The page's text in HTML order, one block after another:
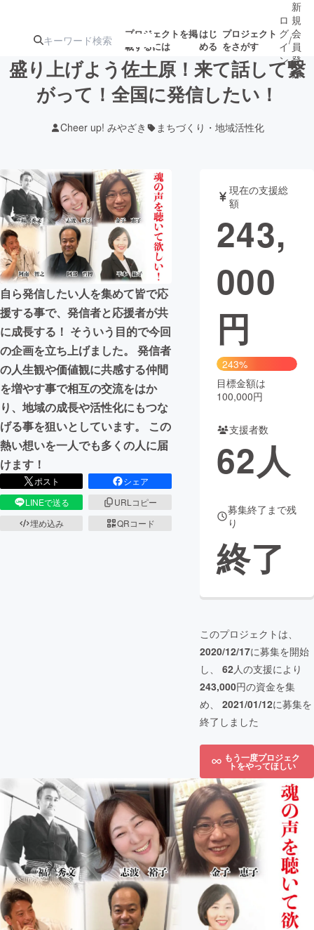
プロジェクトを掲
載するには
はじ
める
プロジェクト
をさがす
ターン
ジェクト
募集終了が近いプ
ロジェクト
もうすぐ公開
されます
アート・写真 音楽
テクノロジー・ガジェット ゲーム・サ
映像・映画
ビジネス・起業
まちづくり・地域活性化
CAMPFIRE for Social Good
CAMPFIRE Creation
CAMPFIREふるさと納税machi-ya コミュニティ
ロ
グ
イ
ン
/
新
規
会
員
登
録
盛り上げよう佐土原！来て話して繋
がって！全国に発信したい！
Cheer up! みやざき まちづくり・地域活性化
自ら発信したい人を集めて皆で応
援する事で、発信者と応援者が共
に成長する！ そういう目的で今回
の企画を立ち上げました。 発信者
の人生観や価値観に共感する仲間
を増やす事で相互の交流をはか
り、地域の成長や活性化にもつな
げる事を狙いとしています。 この
熱い想いを一人でも多くの人に届
けます！
ポスト
シェア
LINEで送る
URLコピー
埋め込み
QRコード
現在の支援総
額
243,
000
円
243%
目標金額は
100,000円
支援者数
62人
募集終了まで残
り
終了
このプロジェクトは、
2020/12/17に募集を開始
し、 62人の支援により
243,000円の資金を集
め、 2021/01/12に募集を
終了しました
もう一度プロジェク
トをやってほしい